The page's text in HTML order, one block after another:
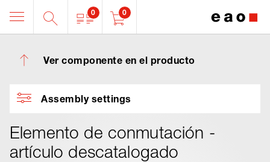
0 0
Ver componente en el producto
Assembly settings
Elemento de conmutación -
artículo descatalogado